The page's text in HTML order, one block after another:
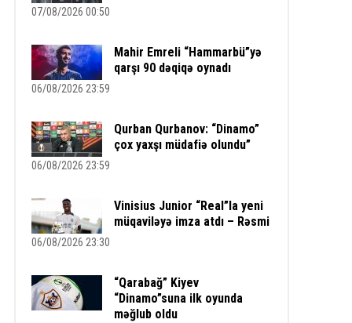
07/08/2026 00:50
Mahir Emreli “Hammarbü”yə
qarşı 90 dəqiqə oynadı
06/08/2026 23:59
Qurban Qurbanov: “Dinamo”
çox yaxşı müdafiə olundu”
06/08/2026 23:59
Vinisius Junior “Real”la yeni
müqaviləyə imza atdı – Rəsmi
06/08/2026 23:30
“Qarabağ” Kiyev
“Dinamo”suna ilk oyunda
məğlub oldu